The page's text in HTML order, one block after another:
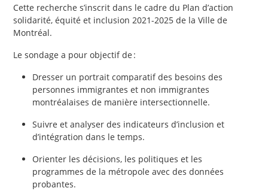
Cette recherche s’inscrit dans le cadre du Plan d’action
solidarité, équité et inclusion 2021-2025 de la Ville de
Montréal.
Le sondage a pour objectif de :
Dresser un portrait comparatif des besoins des
personnes immigrantes et non immigrantes
montréalaises de manière intersectionnelle.
Suivre et analyser des indicateurs d’inclusion et
d’intégration dans le temps.
Orienter les décisions, les politiques et les
programmes de la métropole avec des données
probantes.